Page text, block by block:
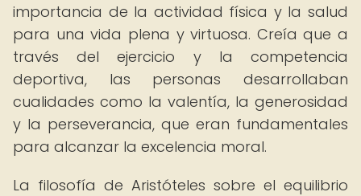
importancia de la actividad física y la salud
para una vida plena y virtuosa. Creía que a
través del ejercicio y la competencia
deportiva, las personas desarrollaban
cualidades como la valentía, la generosidad
y la perseverancia, que eran fundamentales
para alcanzar la excelencia moral.
La filosofía de Aristóteles sobre el equilibrio